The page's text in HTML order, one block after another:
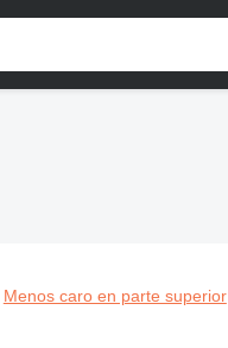
Menos caro en parte superior